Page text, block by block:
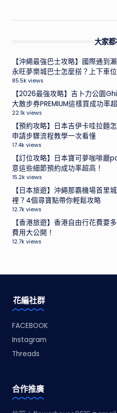
大家
【沖繩最強巴士攻略】國際通到
永旺夢樂城巴士怎麼搭？上下車
85.5k views
【2026最強攻略】吉卜力公園
大散步券PREMIUM這樣買成功率
22.1k views
【預約攻略】日本吉伊卡哇拉麵
申請步驟流程教學一次看懂
17.4k views
【訂位攻略】日本寶可夢咖啡
意這些細節預約成功率超高！
15.2k views
【日本旅遊】沖繩那霸機場首里
裡？4個尋寶點帶你輕鬆攻略
12.7k views
【香港旅遊】香港自由行花費要
費用大公開！
12.7k views
花編社群
FACEBOOK
Instagram
Threads
合作推廣